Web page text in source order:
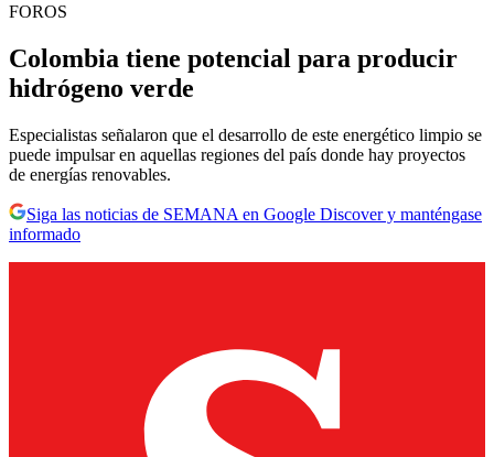
FOROS
Colombia tiene potencial para producir
hidrógeno verde
Especialistas señalaron que el desarrollo de este energético limpio se
puede impulsar en aquellas regiones del país donde hay proyectos
de energías renovables.
Siga las noticias de SEMANA en Google Discover y manténgase
informado